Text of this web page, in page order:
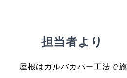
担当者より
屋根はガルバカバー工法で